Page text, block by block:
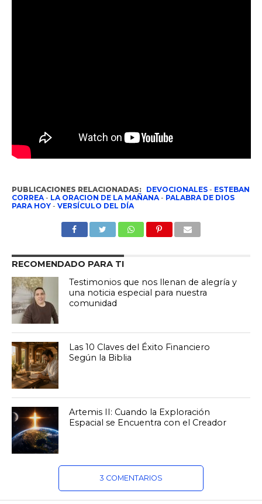
PUBLICACIONES RELACIONADAS: DEVOCIONALES- ESTEBAN
CORREA- LA ORACION DE LA MAÑANA- PALABRA DE DIOS
PARA HOY- VERSÍCULO DEL DÍA
RECOMENDADO PARA TI
Testimonios que nos llenan de alegría y
una noticia especial para nuestra
comunidad
Las 10 Claves del Éxito Financiero
Según la Biblia
Artemis II: Cuando la Exploración
Espacial se Encuentra con el Creador
3 COMENTARIOS